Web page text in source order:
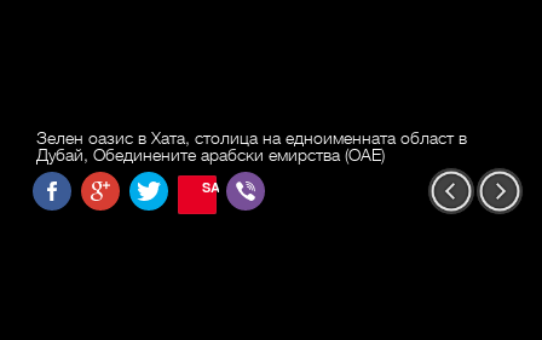
Зелен оазис в Хата, столица на едноименната област в
Дубай, Обединените арабски емирства (ОАЕ)
SAVE